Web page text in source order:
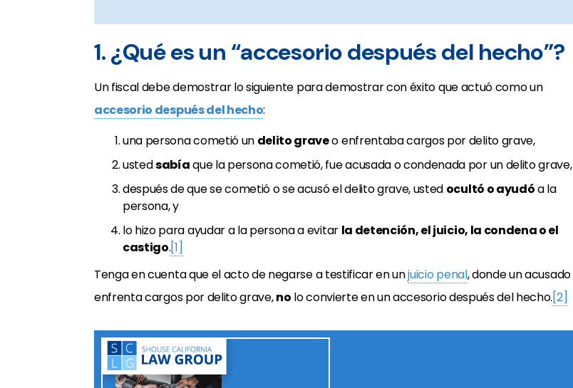
1. ¿Qué es un “accesorio después del hecho”?
Un fiscal debe demostrar lo siguiente para demostrar con éxito que actuó como un
accesorio después del hecho:
una persona cometió un delito graveo enfrentaba cargos por delito grave,
ustedsabíaque la persona cometió, fue acusada o condenada por un delito grave,
después de que se cometió o se acusó el delito grave, usted ocultó o ayudóa la
persona, y
lo hizo para ayudar a la persona a evitar la detención, el juicio, la condena o el
castigo.[1]
Tenga en cuenta que el acto de negarse a testificar en unjuicio penal, donde un acusado
enfrenta cargos por delito grave,no lo convierte en un accesorio después del hecho.[2]